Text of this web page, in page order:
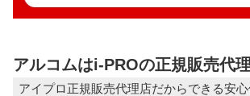
アルコムはi-PROの正規販売代
アイプロ正規販売代理店だからできる安心